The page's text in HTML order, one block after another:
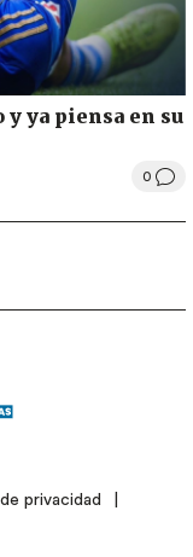
ya piensa en su
0
privacidad